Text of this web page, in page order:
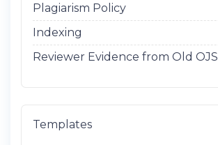
Plagiarism Policy
Indexing
Reviewer Evidence from Old OJS
Templates